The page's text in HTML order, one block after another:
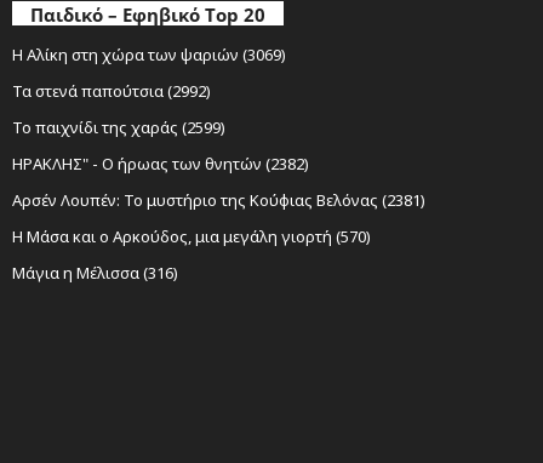
Παιδικό – Εφηβικό Top 20
Η Αλίκη στη χώρα των ψαριών (3069)
Τα στενά παπούτσια (2992)
Το παιχνίδι της χαράς (2599)
ΗΡΑΚΛΗΣ" - Ο ήρωας των θνητών (2382)
Αρσέν Λουπέν: Το μυστήριο της Κούφιας Βελόνας (2381)
Η Μάσα και ο Αρκούδος, μια μεγάλη γιορτή (570)
Μάγια η Μέλισσα (316)